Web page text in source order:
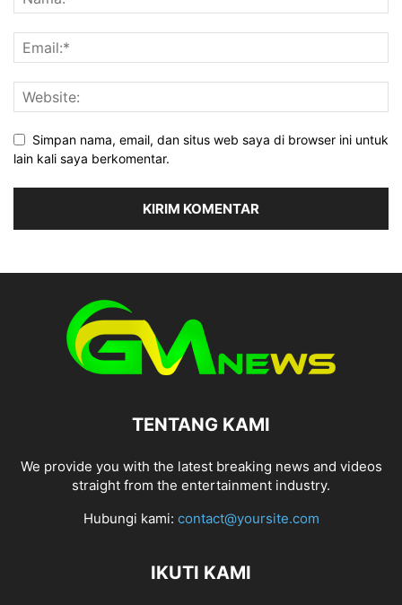
Simpan nama, email, dan situs web saya di browser ini untuk
lain kali saya berkomentar.
TENTANG KAMI
We provide you with the latest breaking news and videos
straight from the entertainment industry.
Hubungi kami: contact@yoursite.com
IKUTI KAMI